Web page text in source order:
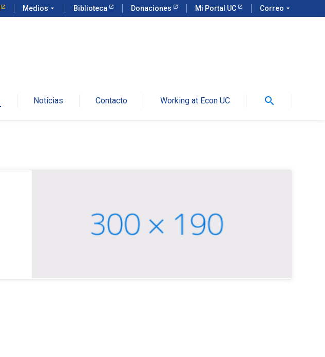
Medios arrow_drop_down Biblioteca Donaciones Mi Portal UC Correo arrow_drop_down
Noticias Contacto Working at Econ UC search